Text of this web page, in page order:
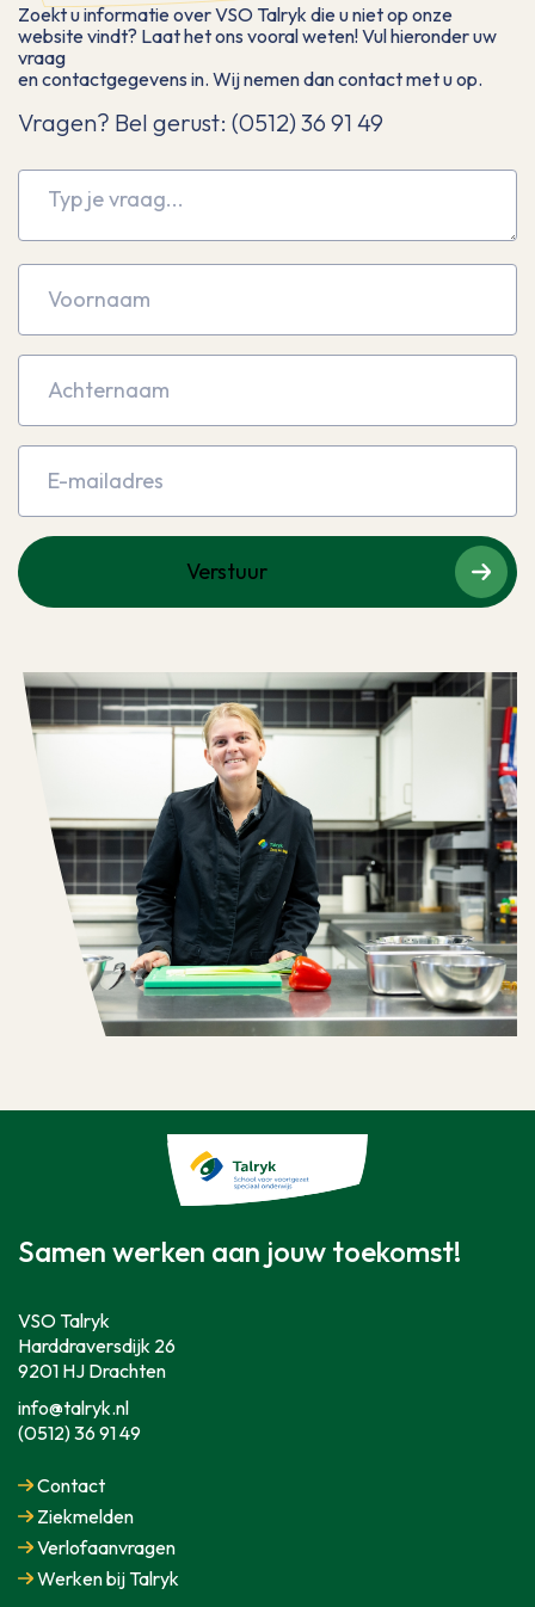
Zoekt u informatie over VSO Talryk die u niet op onze
website vindt? Laat het ons vooral weten! Vul hieronder uw
vraag
en contactgegevens in. Wij nemen dan contact met u op.
Vragen? Bel gerust: (0512) 36 91 49
Message
Fname
Lname
Email
Verstuur
Samen werken aan jouw toekomst!
VSO Talryk
Harddraversdijk 26
9201 HJ Drachten
info@talryk.nl
(0512) 36 91 49
Contact
Ziekmelden
Verlofaanvragen
Werken bij Talryk